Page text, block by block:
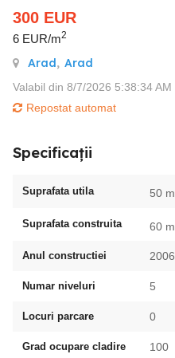
300 EUR
6 EUR/m2
Arad, Arad
Valabil din 8/7/2026 5:38:34 AM
Repostat automat
Specificații
Suprafata utila 50 m
Suprafata construita 60 m
Anul constructiei 2006
Numar niveluri 5
Locuri parcare 0
Grad ocupare cladire 100